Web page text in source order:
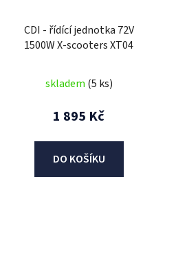
CDI - řídící jednotka 72V
1500W X-scooters XT04
skladem (5 ks)
1 895 Kč
DO KOŠÍKU